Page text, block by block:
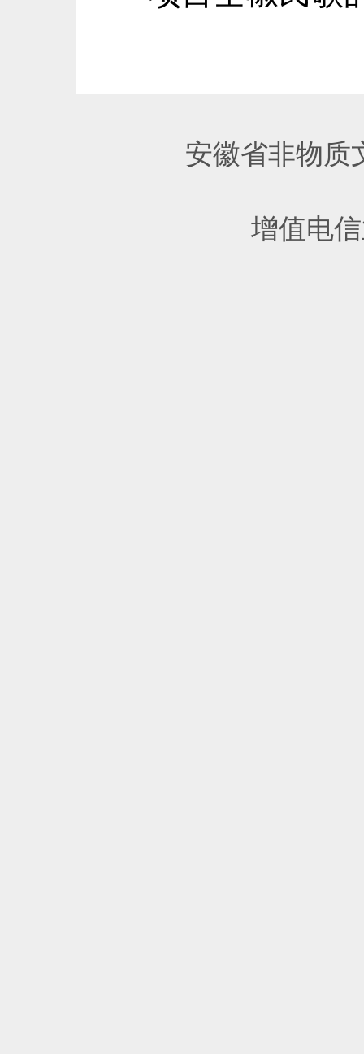
安徽省非物质
增值电